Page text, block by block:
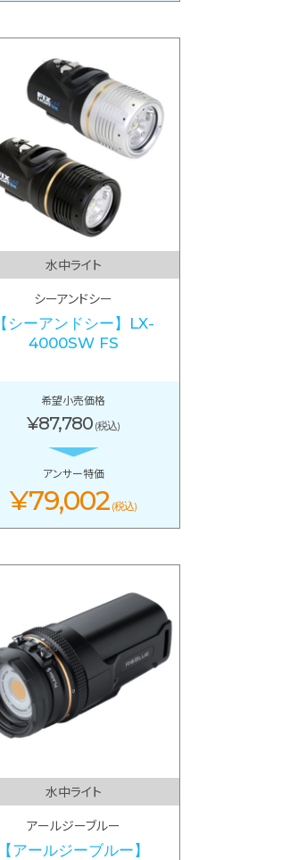
水中ライト
シーアンドシー
【シーアンドシー】LX-
4000SW FS
希望小売価格
¥87,780 (税込)
アンサー特価
¥79,002 (税込)
水中ライト
アールジーブルー
【アールジーブルー】